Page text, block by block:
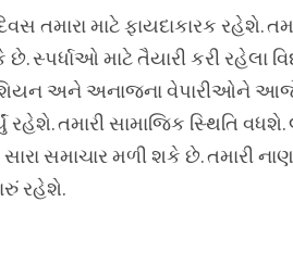
તમારા માટે ફાયદાકારક રહેશે.
સ્પર્ધાઓ માટે તૈયારી કરી
અને અનાજના વેપારીઓને આજે
તમારી સામાજિક સ્થિતિ વધશે.
સમાચાર મળી શકે છે. તમારી
રહેશે.